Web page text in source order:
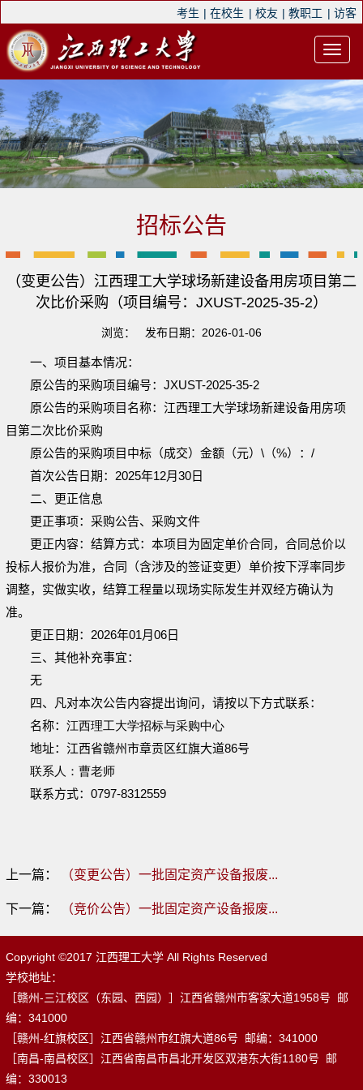
考生 | 在校生 | 校友 | 教职工 | 访客
招标公告
（变更公告）江西理工大学球场新建设备用房项目第二
次比价采购（项目编号：JXUST-2025-35-2）
浏览： 发布日期：2026-01-06
一、项目基本情况：
原公告的采购项目编号：JXUST-2025-35-2
原公告的采购项目名称：江西理工大学球场新建设备用房项
目第二次比价采购
原公告的采购项目中标（成交）金额（元）\（%）： /
首次公告日期：2025年12月30日
二、更正信息
更正事项：采购公告、采购文件
更正内容： 结算方式： 本项目为固定单价合同，合同总价以
投标人报价为准，合同（含涉及的签证变更）单价按下浮率同步
调整，实做实收， 结算工程量以现场实际发生并双经方确认为
准。
更正日期：2026年01月06日
三、其他补充事宜：
无
四、凡对本次公告内容提出询问，请按以下方式联系：
名称： 江西理工大学招标与采购中心
地址： 江西省赣州市章贡区红旗大道86号
联系人： 曹老师
联系方式： 0797-8312559
上一篇： （变更公告）一批固定资产设备报废...
下一篇： （竞价公告）一批固定资产设备报废...
Copyright ©2017 江西理工大学 All Rights Reserved
学校地址：
［赣州-三江校区（东园、西园）］江西省赣州市客家大道1958号 邮
编：341000
［赣州-红旗校区］江西省赣州市红旗大道86号 邮编：341000
［南昌-南昌校区］江西省南昌市昌北开发区双港东大街1180号 邮
编：330013